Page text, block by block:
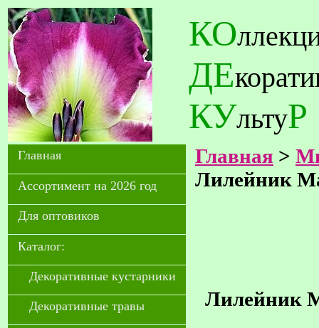
КО
ДЕ
КУльтуР
Главная
Ассортимент на 2026 год
Для оптовиков
Каталог:
Декоративные кустарники
Декоративные травы
Главная >
Лилейник
Лилейник